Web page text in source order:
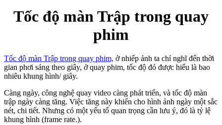
Tốc độ màn Trập trong quay
phim
Tốc độ màn Trập trong quay phim, ở nhiếp ảnh ta chỉ nghĩ đến thời
gian phơi sáng theo giây, ở quay phim, tốc độ đó được hiểu là bao
nhiêu khung hình/ giây.
Càng ngày, công nghệ quay video càng phát triển, và tốc độ màn
trập ngày càng tăng. Việc tăng này khiến cho hình ảnh ngày một sắc
nét, chi tiết. Nhưng có một yếu tố quan trọng cần lưu ý, đó là tỷ lệ
khung hình (frame rate.).